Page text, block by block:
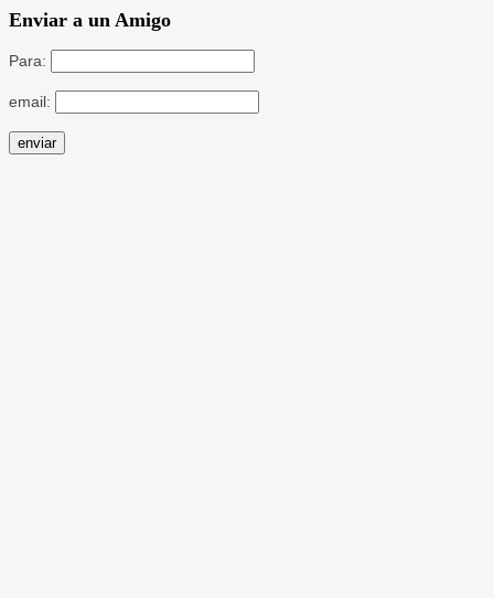
Enviar a un Amigo
Para:
email: